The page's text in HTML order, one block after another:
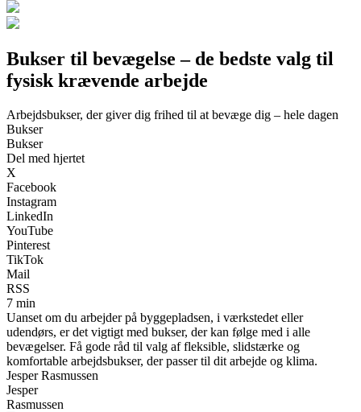
Bukser til bevægelse – de bedste valg til
fysisk krævende arbejde
Arbejdsbukser, der giver dig frihed til at bevæge dig – hele dagen
Bukser
Bukser
Del med hjertet
X
Facebook
Instagram
LinkedIn
YouTube
Pinterest
TikTok
Mail
RSS
7 min
Uanset om du arbejder på byggepladsen, i værkstedet eller
udendørs, er det vigtigt med bukser, der kan følge med i alle
bevægelser. Få gode råd til valg af fleksible, slidstærke og
komfortable arbejdsbukser, der passer til dit arbejde og klima.
Jesper Rasmussen
Jesper
Rasmussen